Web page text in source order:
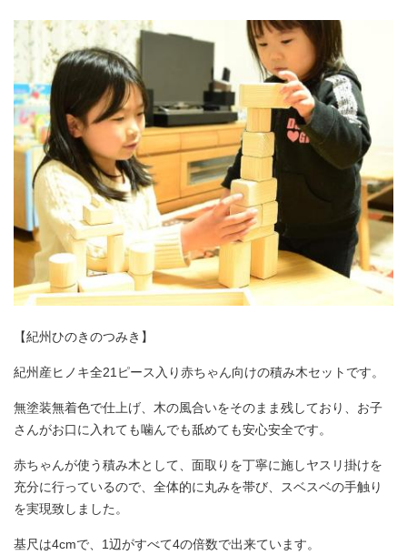
【紀州ひのきのつみき】
紀州産ヒノキ全21ピース入り赤ちゃん向けの積み木セットです。
無塗装無着色で仕上げ、木の風合いをそのまま残しており、お子
さんがお口に入れても噛んでも舐めても安心安全です。
赤ちゃんが使う積み木として、面取りを丁寧に施しヤスリ掛けを
充分に行っているので、全体的に丸みを帯び、スベスベの手触り
を実現致しました。
基尺は4cmで、1辺がすべて4の倍数で出来ています。